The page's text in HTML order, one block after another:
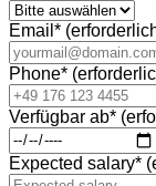
Email *
Phone*
Verfügbar ab*
Expected salary*